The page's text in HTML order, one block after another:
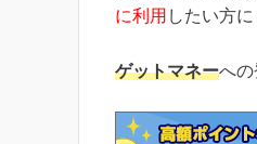
に利用 したい方
ゲットマネーへの